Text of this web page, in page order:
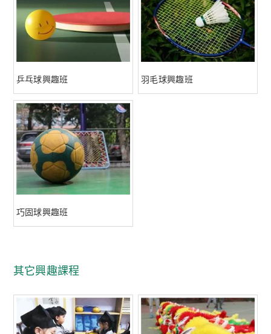
乒乓球興趣班 羽毛球興趣班
巧固球興趣班
其它興趣課程